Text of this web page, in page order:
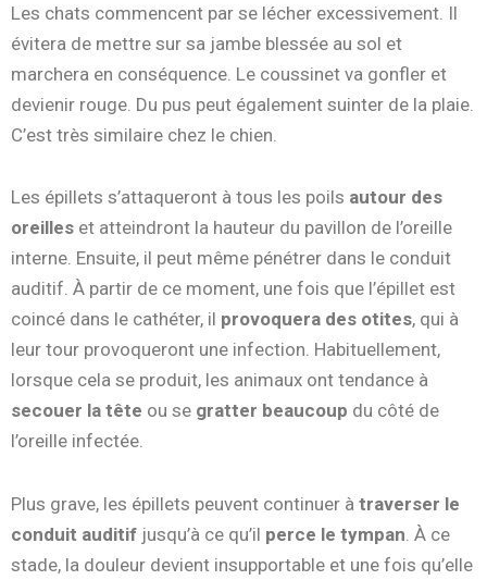
Les chats commencent par se lécher excessivement. Il
évitera de mettre sur sa jambe blessée au sol et
marchera en conséquence. Le coussinet va gonfler et
devienir rouge. Du pus peut également suinter de la plaie.
C’est très similaire chez le chien.
Les épillets s’attaqueront à tous les poils autour des
oreilles et atteindront la hauteur du pavillon de l’oreille
interne. Ensuite, il peut même pénétrer dans le conduit
auditif. À partir de ce moment, une fois que l’épillet est
coincé dans le cathéter, il provoquera des otites, qui à
leur tour provoqueront une infection. Habituellement,
lorsque cela se produit, les animaux ont tendance à
secouer la tête ou se gratter beaucoup du côté de
l’oreille infectée.
Plus grave, les épillets peuvent continuer à traverser le
conduit auditif jusqu’à ce qu’il perce le tympan. À ce
stade, la douleur devient insupportable et une fois qu’elle